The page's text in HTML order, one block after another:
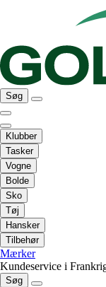
Søg
Klubber
Tasker
Vogne
Bolde
Sko
Tøj
Hansker
Tilbehør
Mærker
Kundeservice i
Søg